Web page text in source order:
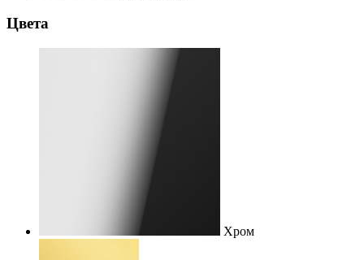
Цвета
Хром